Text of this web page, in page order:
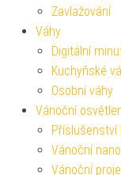
Zavlažování
Váhy
Digitální
Kuchyňské
Osobní váhy
Vánoční
Příslušenství
Vánoční
Vánoční